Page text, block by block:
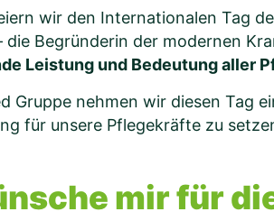
wir den Internationalen Tag
die Begründerin der modernen
Leistung und Bedeutung aller
Gruppe nehmen wir diesen Tag
für unsere Pflegekräfte zu
mir für